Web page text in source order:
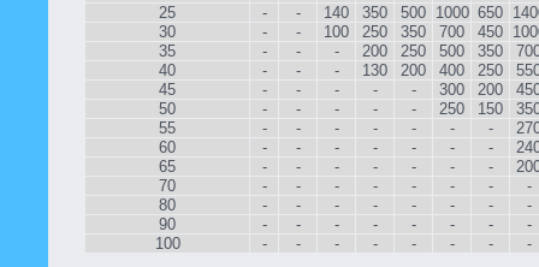
25
- - 140 350 500 1000 650
30
- - 100 250 350 700 450
35
- - - 200 250 500 350
40
- - - 130 200 400 250
45
- - - - - 300 200
50
- - - - - 250 150
55
- - - - - - -
60
- - - - - - -
65
- - - - - - -
70
- - - - - - -
-
80
- - - - - - -
-
90
- - - - - - -
-
100
- - - - - - -
-